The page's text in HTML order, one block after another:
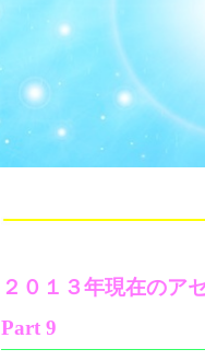
２０１３年現在のア
Part 9